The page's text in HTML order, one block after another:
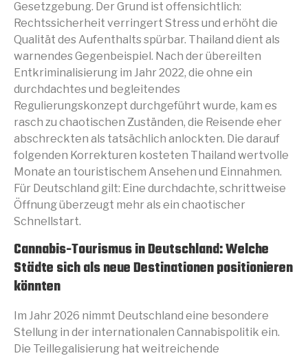
Gesetzgebung. Der Grund ist offensichtlich:
Rechtssicherheit verringert Stress und erhöht die
Qualität des Aufenthalts spürbar. Thailand dient als
warnendes Gegenbeispiel. Nach der übereilten
Entkriminalisierung im Jahr 2022, die ohne ein
durchdachtes und begleitendes
Regulierungskonzept durchgeführt wurde, kam es
rasch zu chaotischen Zuständen, die Reisende eher
abschreckten als tatsächlich anlockten. Die darauf
folgenden Korrekturen kosteten Thailand wertvolle
Monate an touristischem Ansehen und Einnahmen.
Für Deutschland gilt: Eine durchdachte, schrittweise
Öffnung überzeugt mehr als ein chaotischer
Schnellstart.
Cannabis-Tourismus in Deutschland: Welche
Städte sich als neue Destinationen positionieren
könnten
Im Jahr 2026 nimmt Deutschland eine besondere
Stellung in der internationalen Cannabispolitik ein.
Die Teillegalisierung hat weitreichende